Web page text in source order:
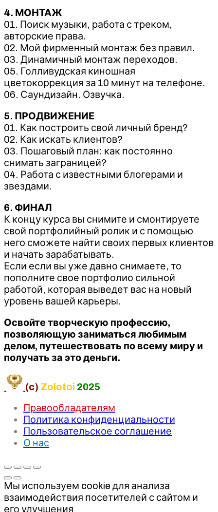
4. МОНТАЖ
01. Поиск музыки, работа с треком,
авторские права.
02. Мой фирменный монтаж без правил.
03. Динамичный монтаж переходов.
05. Голливудская киношная
цветокоррекция за 10 минут на телефоне.
06. Саундизайн. Озвучка.
5. ПРОДВИЖЕНИЕ
01. Как построить свой личный бренд?
02. Как искать клиентов?
03. Пошаговый план: как постоянно
снимать заграницей?
04. Работа с известными блогерами и
звездами.
6. ФИНАЛ
К концу курса вы снимите и смонтируете
свой портфолийный ролик и с помощью
него сможете найти своих первых клиентов
и начать зарабатывать.
Если если вы уже давно снимаете, то
пополните свое портфолио сильной
работой, которая выведет вас на новый
уровень вашей карьеры.
Освойте творческую профессию,
позволяющую заниматься любимым
делом, путешествовать по всему миру и
получать за это деньги.
(c) Zolotoi 2025
Правообладателям
Политика конфиденциальности
Пользовательское соглашение
О нас
Мы используем cookie для анализа
взаимодействия посетителей с сайтом и
его улучшения